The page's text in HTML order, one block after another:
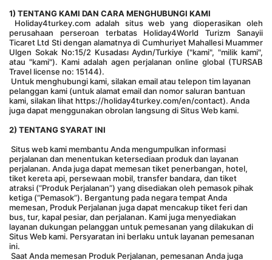
1) TENTANG KAMI DAN CARA MENGHUBUNGI KAMI
perusahaan perseroan terbatas Holiday4World Turizm Sanayii
Ticaret Ltd Sti dengan alamatnya di Cumhuriyet Mahallesi Muammer
Ulgen Sokak No:15/2 Kusadası Aydın/Turkiye ("kami", "milik kami",
atau "kami"). Kami adalah agen perjalanan online global (TURSAB
Travel license no: 15144).
pelanggan kami (untuk alamat email dan nomor saluran bantuan
kami, silakan lihat https://holiday4turkey.com/en/contact). Anda
juga dapat menggunakan obrolan langsung di Situs Web kami.
2) TENTANG SYARAT INI
perjalanan dan menentukan ketersediaan produk dan layanan
perjalanan. Anda juga dapat memesan tiket penerbangan, hotel,
tiket kereta api, persewaan mobil, transfer bandara, dan tiket
atraksi (“Produk Perjalanan”) yang disediakan oleh pemasok pihak
ketiga (“Pemasok”). Bergantung pada negara tempat Anda
memesan, Produk Perjalanan juga dapat mencakup tiket feri dan
bus, tur, kapal pesiar, dan perjalanan. Kami juga menyediakan
layanan dukungan pelanggan untuk pemesanan yang dilakukan di
Situs Web kami. Persyaratan ini berlaku untuk layanan pemesanan
ini.